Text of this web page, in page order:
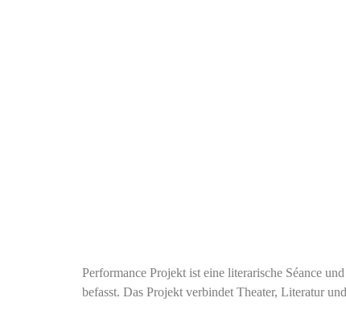
Performance Projekt ist eine literarische Séance
befasst. Das Projekt verbindet Theater, Literatur